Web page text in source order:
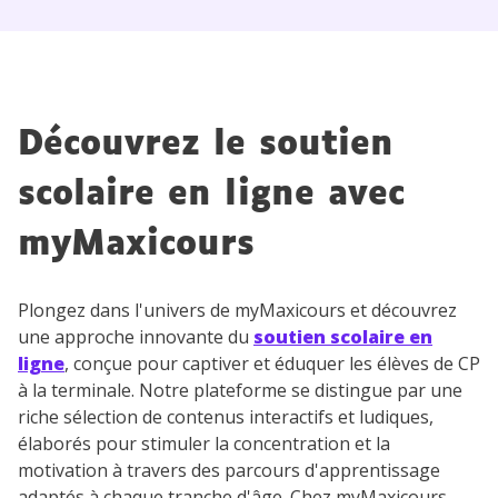
Découvrez le soutien
scolaire en ligne avec
myMaxicours
Plongez dans l'univers de myMaxicours et découvrez
une approche innovante du soutien scolaire en
ligne, conçue pour captiver et éduquer les élèves de CP
à la terminale. Notre plateforme se distingue par une
riche sélection de contenus interactifs et ludiques,
élaborés pour stimuler la concentration et la
motivation à travers des parcours d'apprentissage